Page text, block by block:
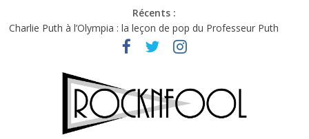
Récents :
Charlie Puth à l’Olympia : la leçon de pop du Professeur Puth
Festival Triptyque : un nouveau festival de musique indépendant
Hellfest 2026 vendredi : température et émotions en hausse
Hellfest 2026 jeudi : impossible de choisir entre chaleur et bonne
Première édition du Midgard Festival : entre bière, métal et